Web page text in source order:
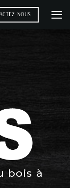
NOUS
bois à